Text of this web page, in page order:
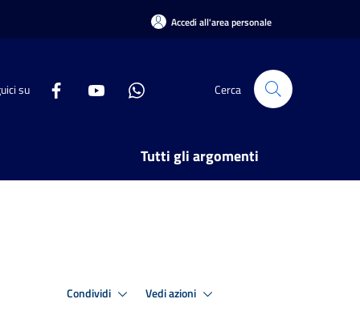
Accedi all'area personale
su Cerca
Tutti gli argomenti
Condividi Vedi azioni